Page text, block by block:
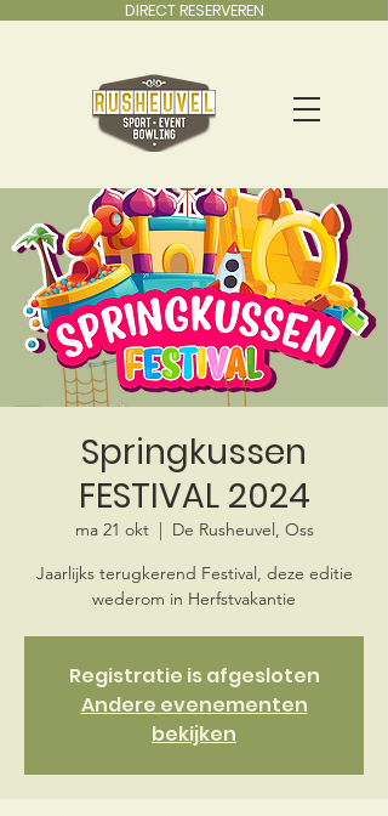
DIRECT RESERVEREN
Springkussen
FESTIVAL 2024
ma 21 okt
  |
De Rusheuvel, Oss
Jaarlijks terugkerend Festival, deze editie
wederom in Herfstvakantie
Registratie is afgesloten
Andere evenementen
bekijken